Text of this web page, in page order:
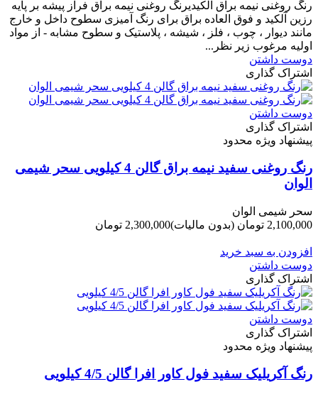
رنگ روغنی نیمه براق آلکیدیرنگ روغنی نیمه براق فراز پیشه بر پایه
رزین آلکید و فوق العاده براق برای رنگ آمیزی سطوح داخل و خارج
مانند دیوار ، چوب ، فلز ، شیشه ، پلاستیک و سطوح مشابه - از مواد
اولیه مرغوب زیر نظر...
دوست داشتن
اشتراک گذاری
دوست داشتن
اشتراک گذاری
پیشنهاد ویژه محدود
رنگ روغنی سفید نیمه براق گالن 4 کیلویی سحر شیمی
الوان
سحر شیمی الوان
2,100,000 تومان
(بدون مالیات)2,300,000 تومان
افزودن به سبد خرید
دوست داشتن
اشتراک گذاری
دوست داشتن
اشتراک گذاری
پیشنهاد ویژه محدود
رنگ آکریلیک سفید فول کاور افرا گالن 4/5 کیلویی